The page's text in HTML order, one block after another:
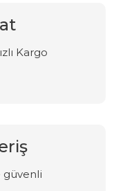
Kargo
güvenli